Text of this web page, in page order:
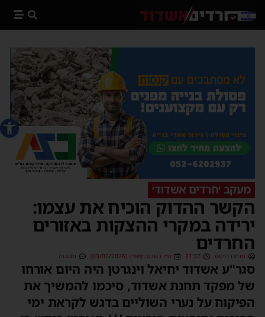
פתח
מעקב ׳חרדים אשדוד׳
הקשר ההדוק הוכיח את עצמו:
ירידה במקרי ההצקות באזורים
החרדים
מנחם דויטש 21:37 ט״ז בשבט תשפ״ו (03/02/2026) תגובות
סגר"ע אשדוד יחיאל וינגרטן היה היום אורחו
של מפקד תחנת אשדוד, סיכמו להמשיך את
הפיקוח על נערי השוליים בדגש לקראת ימי